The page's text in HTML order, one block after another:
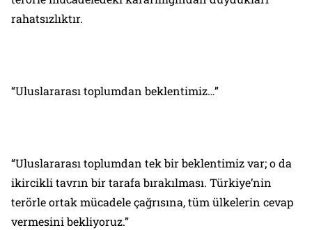
rahatsızlıktır.
“Uluslararası toplumdan beklentimiz…”
“Uluslararası toplumdan tek bir beklentimiz var; o da
ikircikli tavrın bir tarafa bırakılması. Türkiye’nin
terörle ortak mücadele çağrısına, tüm ülkelerin cevap
vermesini bekliyoruz.”